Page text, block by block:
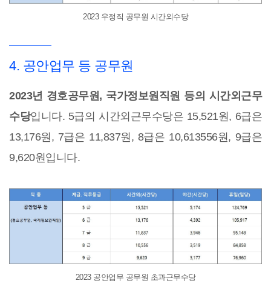
2023 우정직 공무원 시간외수당
4. 공안업무 등 공무원
2023년 경호공무원, 국가정보원직원 등의 시간외근무
수당입니다. 5급의 시간외근무수당은 15,521원, 6급은
13,176원, 7급은 11,837원, 8급은 10,613556원, 9급은
9,620원입니다.
2023 공안업무 공무원 초과근무수당